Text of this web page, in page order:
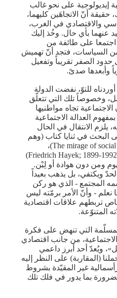
إيديولوجية على نحو غالب
أنّ الاتجاهَين كليهما،
والاقتصادي في الغرب،
عنهما بأي حال. وخُذ إليك
اجتمعا على طائفة من
السياسات، فتجد أنّ تهميش
حدود الصفر تقريباً وتفعيل
وأبعدها صدىً.
للتوّ، نفضت الدولة
وخصوصاً تلك التي تتعلّق
تجاه مواطنيها
العدالة الاجتماعية
يلزم الانتقال في الحال
البحث في ثنايا كتاب (وهم
العدالة الاجتماعية - The mirage of social justice)،
للاقتصادي فريدريك هايك (Friedrich Hayek; 1899-1992)
ومن دون هوادة أو لِيْن.
ويكتفي، بل يذهب بعيداً
المجتمع - الذي هو ركن
نعلم - وأنّ الأمر برمّته ليس
تربطهم علاقات اقتصادية
المتنوّعة.
التي تنهض على فكرة
من جانب اقتصادي
ويُعدّ أحد أبرز داعمي
(المقاربة) على النظر إليه
غير المقيّدة بشروط
بما يدور في فلك تلك